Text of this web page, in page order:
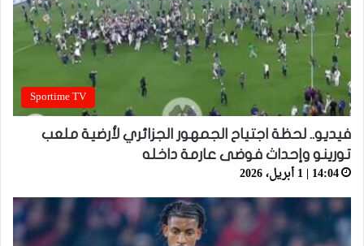
Sportime TV
فيديو.. لحظة اجتياح الجمهور الجزائري لأرضية ملعب
تورينو وإحداث فوضى عارمة داخله
14:04 | 1 أبريل، 2026